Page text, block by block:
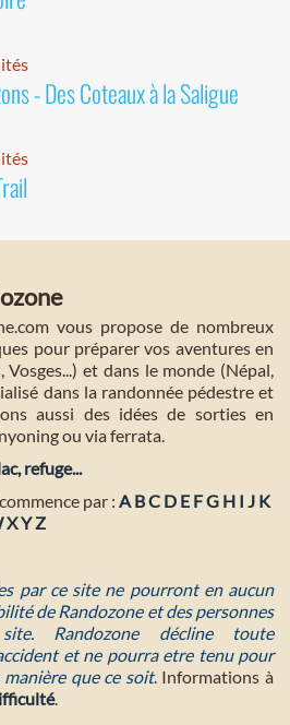
- Des Coteaux à la Saligue
vous propose de nombreux
pour préparer vos aventures en
Vosges...) et dans le monde (Népal,
dans la randonnée pédestre et
aussi des idées de sorties en
ou via ferrata.
refuge...
par : A BC D E FG H I J K
XYZ
par ce site ne pourront en aucun
de Randozone et des personnes
Randozone décline toute
et ne pourra etre tenu pour
que ce soit. Informations à
.